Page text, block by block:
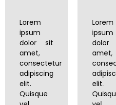
Lorem
ipsum
dolor sit
amet,
consectetur
adipiscing
elit.
Quisque
Lorem
ipsum
dolor
amet,
elit.